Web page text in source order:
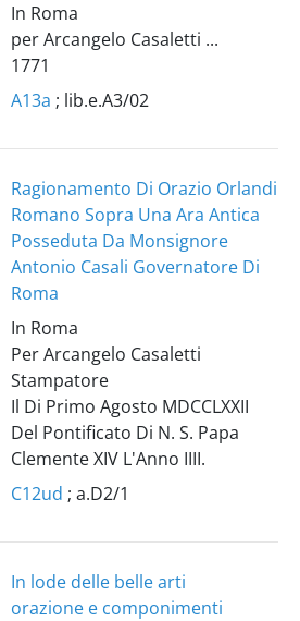
In Roma
per Arcangelo Casaletti ...
1771
A13a ; lib.e.A3/02
Ragionamento Di Orazio Orlandi
Romano Sopra Una Ara Antica
Posseduta Da Monsignore
Antonio Casali Governatore Di
Roma
In Roma
Per Arcangelo Casaletti
Stampatore
Il Di Primo Agosto MDCCLXXII
Del Pontificato Di N. S. Papa
Clemente XIV L'Anno IIII.
C12ud ; a.D2/1
In lode delle belle arti
orazione e componimenti